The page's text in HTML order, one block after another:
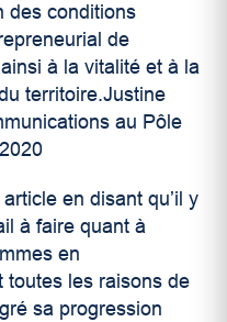
des conditions
de
à la vitalité et à la
territoire.Justine
au Pôle
en disant qu’il y
à faire quant à
en
toutes les raisons de
sa progression